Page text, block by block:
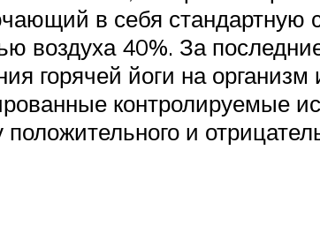
в себя
воздуха 40%. За
горячей йоги на
контролируемые
и